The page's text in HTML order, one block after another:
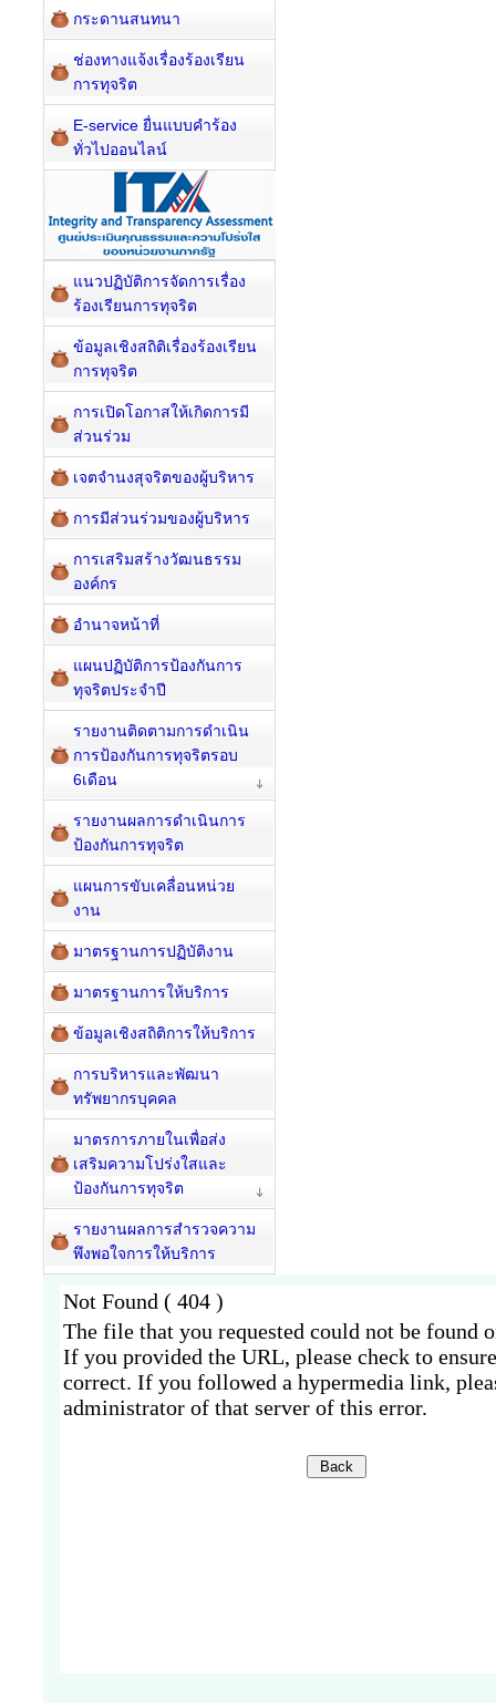
กระดานสนทนา
ช่องทางแจ้งเรื่องร้องเรียน
การทุจริต
E-service ยื่นแบบคำร้อง
ทั่วไปออนไลน์
แนวปฏิบัติการจัดการเรื่อง
ร้องเรียนการทุจริต
ข้อมูลเชิงสถิติเรื่องร้องเรียน
การทุจริต
การเปิดโอกาสให้เกิดการมี
ส่วนร่วม
เจตจำนงสุจริตของผู้บริหาร
การมีส่วนร่วมของผู้บริหาร
การเสริมสร้างวัฒนธรรม
องค์กร
อำนาจหน้าที่
แผนปฏิบัติการป้องกันการ
ทุจริตประจำปี
รายงานติดตามการดำเนิน
การป้องกันการทุจริตรอบ
6เดือน
รายงานผลการดำเนินการ
ป้องกันการทุจริต
แผนการขับเคลื่อนหน่วย
งาน
มาตรฐานการปฏิบัติงาน
มาตรฐานการให้บริการ
ข้อมูลเชิงสถิติการให้บริการ
การบริหารและพัฒนา
ทรัพยากรบุคคล
มาตรการภายในเพื่อส่ง
เสริมความโปร่งใสและ
ป้องกันการทุจริต
รายงานผลการสำรวจความ
พึงพอใจการให้บริการ